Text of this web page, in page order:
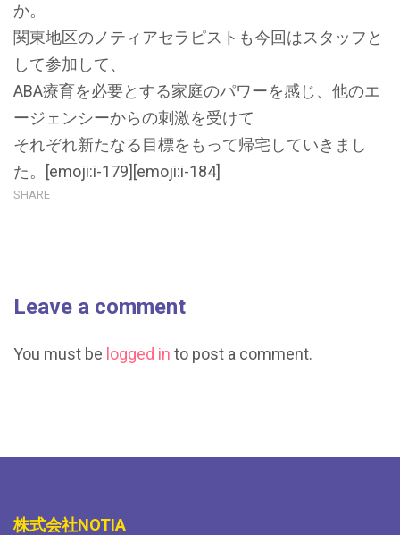
か。
関東地区のノティアセラピストも今回はスタッフと
して参加して、
ABA療育を必要とする家庭のパワーを感じ、他のエ
ージェンシーからの刺激を受けて
それぞれ新たなる目標をもって帰宅していきまし
た。[emoji:i-179][emoji:i-184]
SHARE
Leave a comment
You must be logged in to post a comment.
株式会社NOTIA